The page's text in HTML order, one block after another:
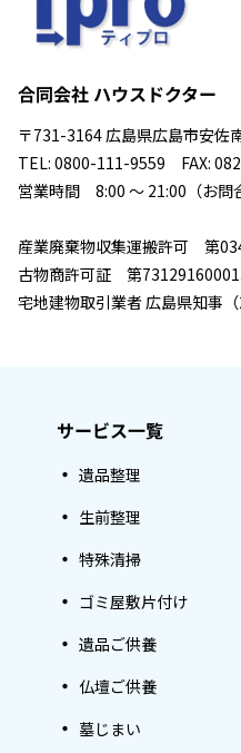
合同会社 ハウスドクター
〒731-3164 広島県広島市安佐
TEL: 0800-111-9559 FAX:
営業時間 8:00 ～ 21:00（お問
産業廃棄物収集運搬許可 第
古物商許可証 第
宅地建物取引業者 広島県知事
サービス一覧
遺品整理
生前整理
特殊清掃
ゴミ屋敷片付け
遺品ご供養
仏壇ご供養
墓じまい